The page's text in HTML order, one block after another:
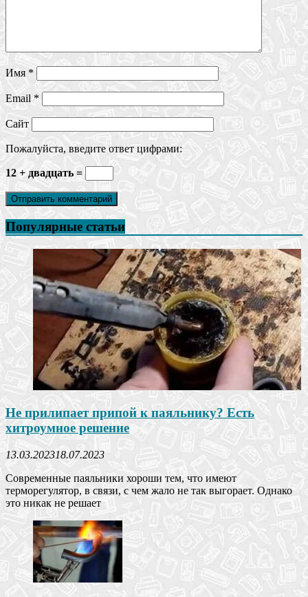
Имя *
Email*
Сайт
Пожалуйста, введите ответ цифрами:
12 + двадцать =
Популярные статьи
Не прилипает припой к паяльнику? Есть
хитроумное решение
13.03.202318.07.2023
Современные паяльники хороши тем, что имеют
терморегулятор, в связи, с чем жало не так выгорает. Однако
это никак не решает